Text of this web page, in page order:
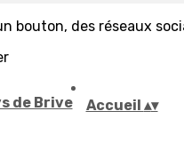
bouton, des réseaux
Accueil ▴▾